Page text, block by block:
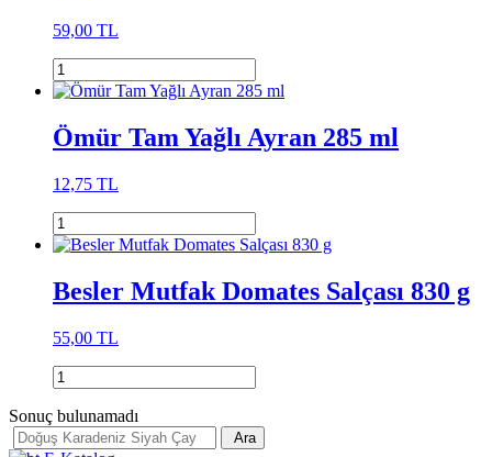
59,00 TL
Ömür Tam Yağlı Ayran 285 ml
12,75 TL
Besler Mutfak Domates Salçası 830 g
55,00 TL
Sonuç bulunamadı
Ara